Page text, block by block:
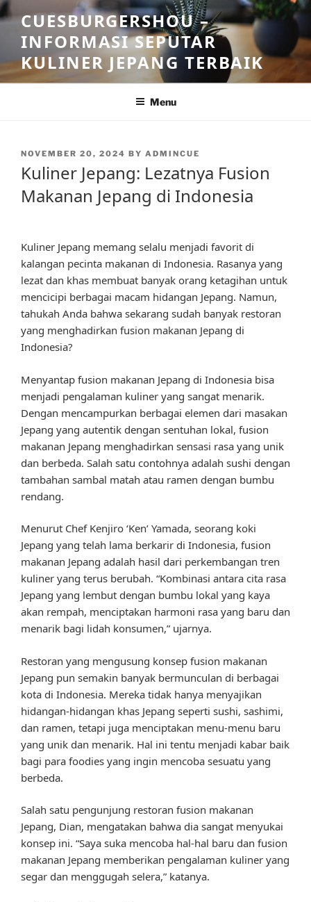
Skip
to
content
CUESBURGERSHOU –
INFORMASI SEPUTAR
KULINER JEPANG TERBAIK
Menu
POSTED
NOVEMBER 20, 2024 BY ADMINCUE
Kuliner Jepang: Lezatnya Fusion
Makanan Jepang di Indonesia
Kuliner Jepang memang selalu menjadi favorit di
kalangan pecinta makanan di Indonesia. Rasanya yang
lezat dan khas membuat banyak orang ketagihan untuk
mencicipi berbagai macam hidangan Jepang. Namun,
tahukah Anda bahwa sekarang sudah banyak restoran
yang menghadirkan fusion makanan Jepang di
Indonesia?
Menyantap fusion makanan Jepang di Indonesia bisa
menjadi pengalaman kuliner yang sangat menarik.
Dengan mencampurkan berbagai elemen dari masakan
Jepang yang autentik dengan sentuhan lokal, fusion
makanan Jepang menghadirkan sensasi rasa yang unik
dan berbeda. Salah satu contohnya adalah sushi dengan
tambahan sambal matah atau ramen dengan bumbu
rendang.
Menurut Chef Kenjiro ‘Ken’ Yamada, seorang koki
Jepang yang telah lama berkarir di Indonesia, fusion
makanan Jepang adalah hasil dari perkembangan tren
kuliner yang terus berubah. “Kombinasi antara cita rasa
Jepang yang lembut dengan bumbu lokal yang kaya
akan rempah, menciptakan harmoni rasa yang baru dan
menarik bagi lidah konsumen,” ujarnya.
Restoran yang mengusung konsep fusion makanan
Jepang pun semakin banyak bermunculan di berbagai
kota di Indonesia. Mereka tidak hanya menyajikan
hidangan-hidangan khas Jepang seperti sushi, sashimi,
dan ramen, tetapi juga menciptakan menu-menu baru
yang unik dan menarik. Hal ini tentu menjadi kabar baik
bagi para foodies yang ingin mencoba sesuatu yang
berbeda.
Salah satu pengunjung restoran fusion makanan
Jepang, Dian, mengatakan bahwa dia sangat menyukai
konsep ini. “Saya suka mencoba hal-hal baru dan fusion
makanan Jepang memberikan pengalaman kuliner yang
segar dan menggugah selera,” katanya.